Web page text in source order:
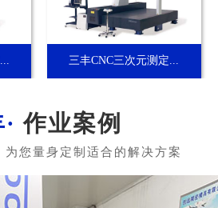
三丰CNC三次元测定...
作业案例